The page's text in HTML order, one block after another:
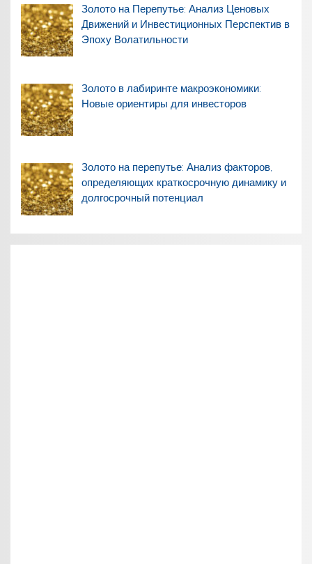
Золото на Перепутье: Анализ Ценовых
Движений и Инвестиционных Перспектив в
Эпоху Волатильности
Золото в лабиринте макроэкономики:
Новые ориентиры для инвесторов
Золото на перепутье: Анализ факторов,
определяющих краткосрочную динамику и
долгосрочный потенциал